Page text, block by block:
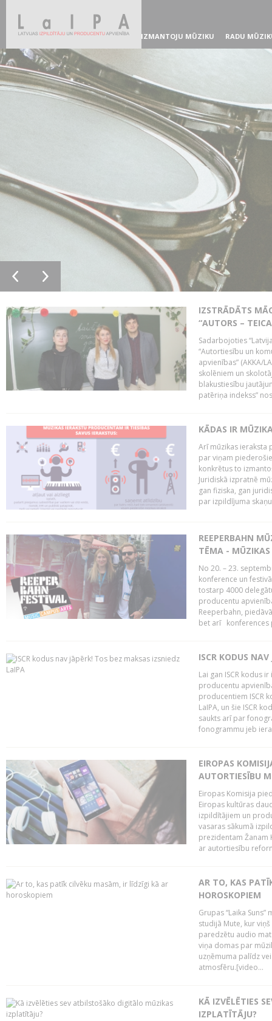
IZMANTOJU MŪZIKU RADU
IZSTRĀDĀTS
“AUTORS –
Sadarbojoties
“Autortiesību un
apvienības” (AKKA/
skolēniem un
blakustiesību
patēriņa indekss”
KĀDAS IR
Arī mūzikas ieraksta
par viņam
konkrētus to
Juridiskā izpratnē
gan fiziska, gan
par izpildījuma
REEPERBAHN
TĒMA -
No 20. – 23.
konference un
tostarp 4000
producentu
Reeperbahn,
bet arī konferences
ISCR KODUS
Lai gan ISCR kodus
producentu
producentiem ISCR
LaIPA, un šie ISCR
saukts arī par
fonogrammu jeb
EIROPAS
AUTORTIESĪBU
Eiropas Komisija
Eiropas kultūras
izpildītājiem un
vasaras sākumā
prezidentam Žanam
ar autortiesību
AR TO, KAS
HOROSKOPIEM
Grupas “Laika
studijā Mute, kur
paredzētu audio
viņa domas par
uzņēmuma palīdz
atmosfēru.[video...
KĀ IZVĒLĒTIES
IZPLATĪTĀJU?